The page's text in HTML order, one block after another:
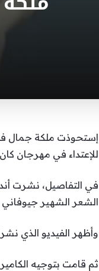
للإعتداء في مهرجان
في التفاصيل، نشرت
الشعر الشهير جيوفاني
وأظهر الفيديو الذي
ثم قامت بتوجيه